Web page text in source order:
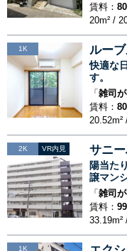
賃料：
20m² /
1K ルー
快適な
す。
「 雑司
賃料：
20.52m²
2K VR内見 サニ
陽当た
譲マン
「 雑司
賃料：
33.19m²
1K